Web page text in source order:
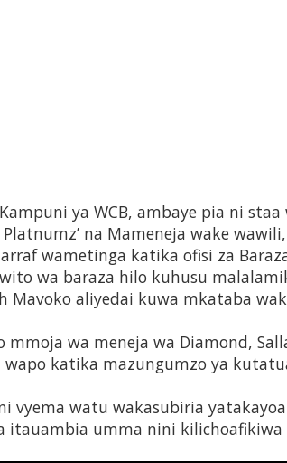
ya WCB, ambaye pia ni
na Mameneja wake
wametinga katika ofisi za
wa baraza hilo kuhusu
Mavoko aliyedai kuwa mkataba
mmoja wa meneja wa Diamond,
wapo katika mazungumzo ya
vyema watu wakasubiria
itauambia umma nini